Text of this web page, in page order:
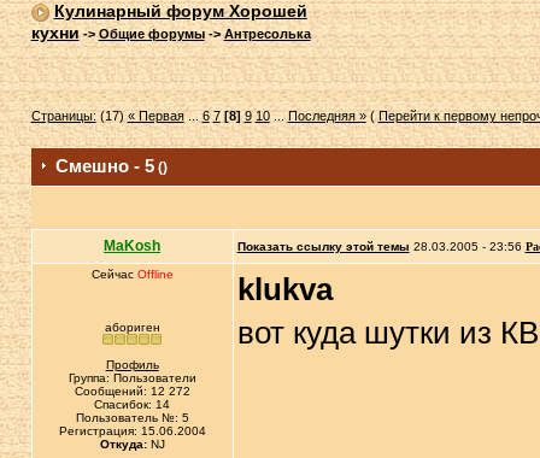
Кулинарный форум Хорошей
кухни->Общие форумы-> Антресолька
Страницы:(17)« Первая...6 7 [8] 9 10...Последняя »( Перейти к первому
Смешно - 5()
MaKosh Показать ссылку этой темы 28.03.2005 - 23:56
Сейчас Offline
абориген
Профиль
Группа: Пользователи
Сообщений: 12 272
Спасибок: 14
Пользователь №: 5
Регистрация: 15.06.2004
Откуда:NJ
klukva
вот куда шутки из